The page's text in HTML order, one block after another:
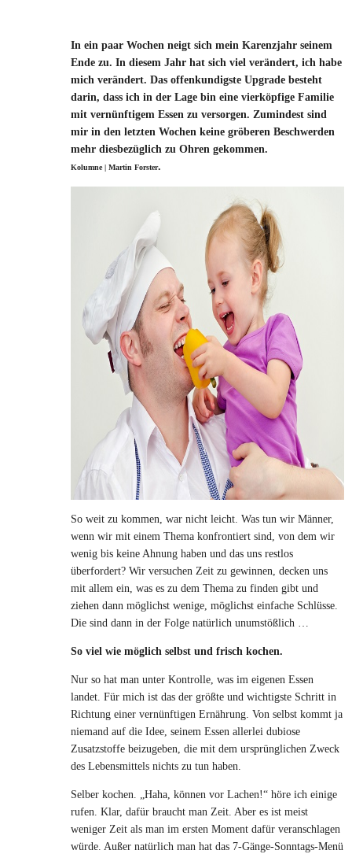
In ein paar Wochen neigt sich mein Karenzjahr seinem
Ende zu. In diesem Jahr hat sich viel verändert, ich habe
mich verändert. Das offenkundigste Upgrade besteht
darin, dass ich in der Lage bin eine vierköpfige Familie
mit vernünftigem Essen zu versorgen. Zumindest sind
mir in den letzten Wochen keine gröberen Beschwerden
mehr diesbezüglich zu Ohren gekommen.
Kolumne | Martin Forster.
So weit zu kommen, war nicht leicht. Was tun wir Männer,
wenn wir mit einem Thema konfrontiert sind, von dem wir
wenig bis keine Ahnung haben und das uns restlos
überfordert? Wir versuchen Zeit zu gewinnen, decken uns
mit allem ein, was es zu dem Thema zu finden gibt und
ziehen dann möglichst wenige, möglichst einfache Schlüsse.
Die sind dann in der Folge natürlich unumstößlich …
So viel wie möglich selbst und frisch kochen.
Nur so hat man unter Kontrolle, was im eigenen Essen
landet. Für mich ist das der größte und wichtigste Schritt in
Richtung einer vernünftigen Ernährung. Von selbst kommt ja
niemand auf die Idee, seinem Essen allerlei dubiose
Zusatzstoffe beizugeben, die mit dem ursprünglichen Zweck
des Lebensmittels nichts zu tun haben.
Selber kochen. „Haha, können vor Lachen!“ höre ich einige
rufen. Klar, dafür braucht man Zeit. Aber es ist meist
weniger Zeit als man im ersten Moment dafür veranschlagen
würde. Außer natürlich man hat das 7-Gänge-Sonntags-Menü